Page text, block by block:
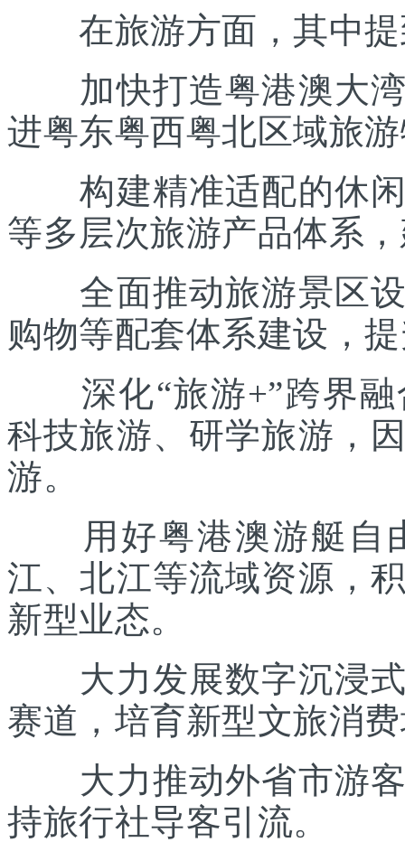
在旅游方面，其中提
加快打造粤港澳大湾
进粤东粤西粤北区域旅
构建精准适配的休闲
等多层次旅游产品体系
全面推动旅游景区设
购物等配套体系建设，
深化“旅游+”跨界融
科技旅游、研学旅游，
游。
用好粤港澳游艇自
江、北江等流域资源，
新型业态。
大力发展数字沉浸式
赛道，培育新型文旅消
大力推动外省市游客
持旅行社导客引流。